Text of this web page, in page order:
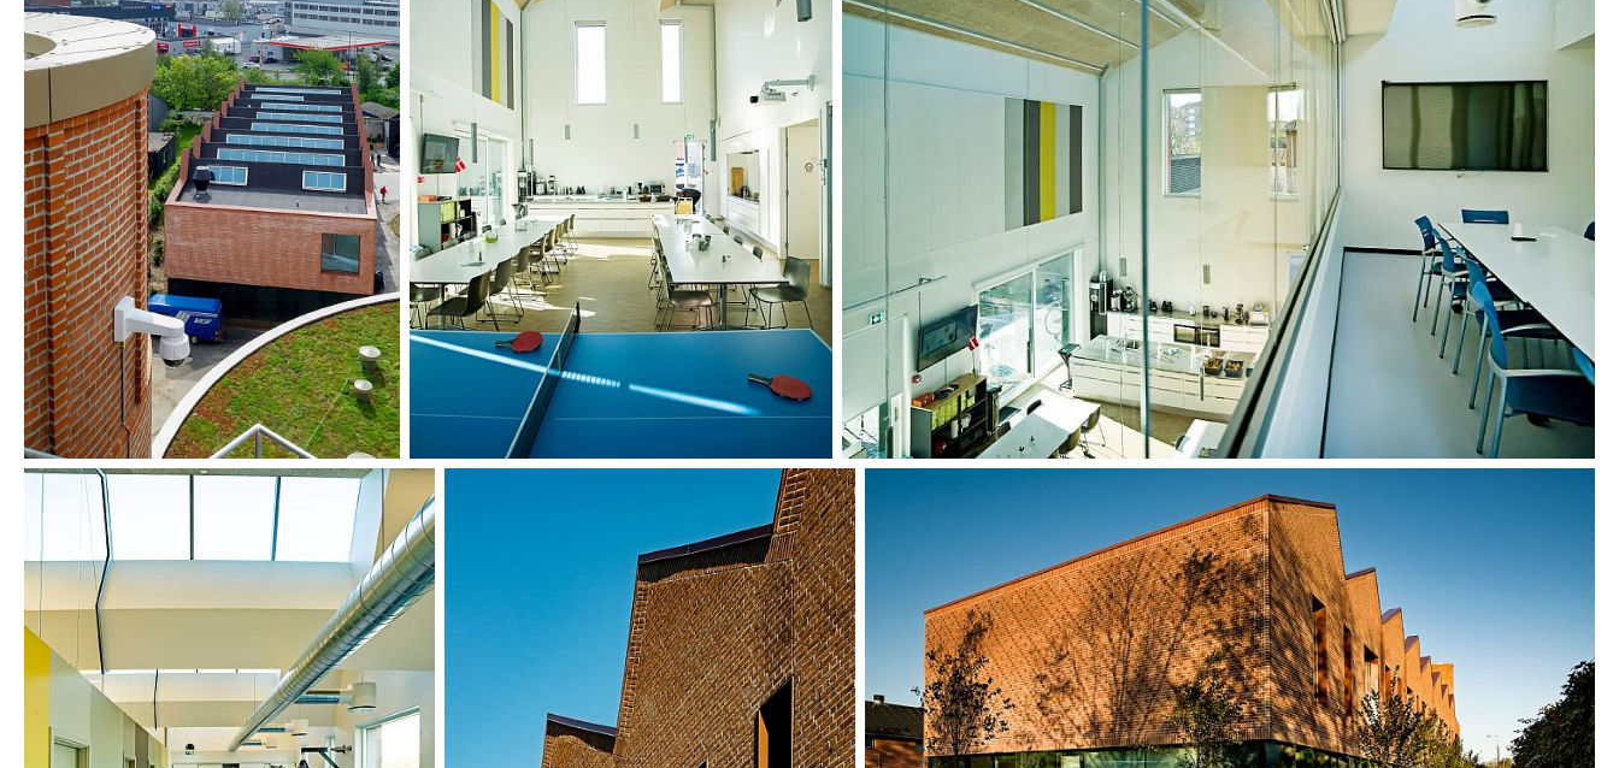
vattenälskande träskväxter och pilträd pryder området omkring.
Uppsamlingen av tak- och ytvatten är tänkt att vara en central del
av områdets operativa och visuella profil, med bland annat
rekreationsytor utomhus för de anställda i form av regnbäddar.
Detta minskar också avsevärt anläggningens hårdlagda yta.